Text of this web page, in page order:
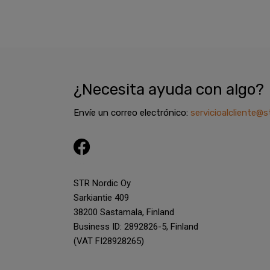
¿Necesita ayuda con algo?
Envíe un correo electrónico:
F
c
e
b
o
o
STR Nordic Oy
Sarkiantie 409
38200 Sastamala, Finland
Business ID: 2892826-5, Finland
(VAT FI28928265)